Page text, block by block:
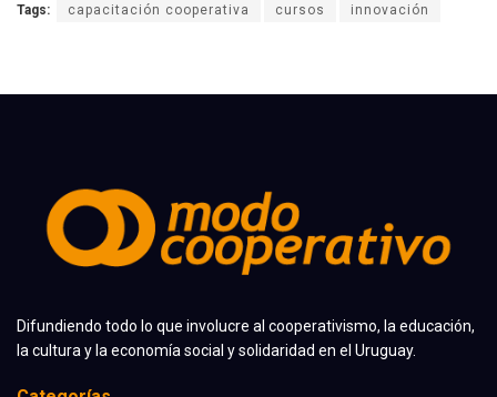
Tags: capacitación cooperativa cursos innovación
Difundiendo todo lo que involucre al cooperativismo, la educación,
la cultura y la economía social y solidaridad en el Uruguay.